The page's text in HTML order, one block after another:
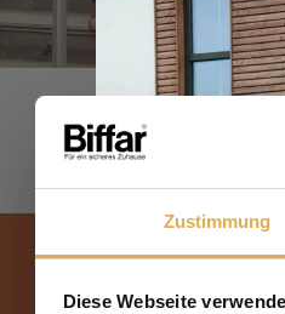
Zustimmung
Diese Webseite